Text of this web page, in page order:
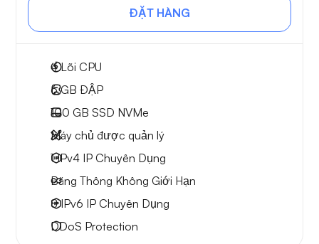
ĐẶT HÀNG
4Lõi CPU
6 GB ĐẬP
100 GB SSD NVMe
Máy chủ được quản lý
1 IPv4 IP Chuyên Dụng
Băng Thông Không Giới Hạn
8 IPv6 IP Chuyên Dụng
DDoS Protection